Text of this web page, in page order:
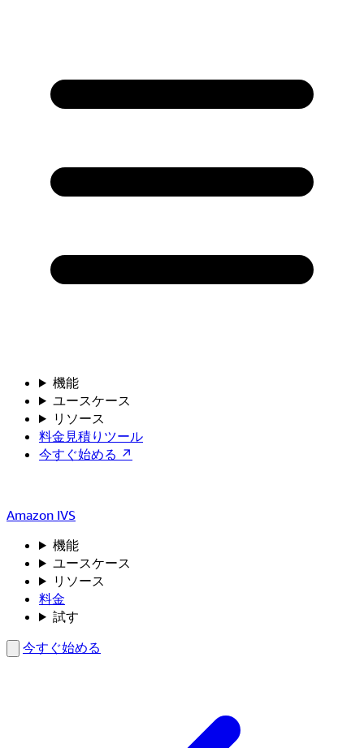
機能
ユースケース
リソース
料金見積りツール
今すぐ始める ↗
Amazon IVS
機能
ユースケース
リソース
料金
試す
今すぐ始める